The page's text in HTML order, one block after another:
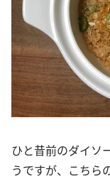
ひと昔前のダイソ
うですが、こちら